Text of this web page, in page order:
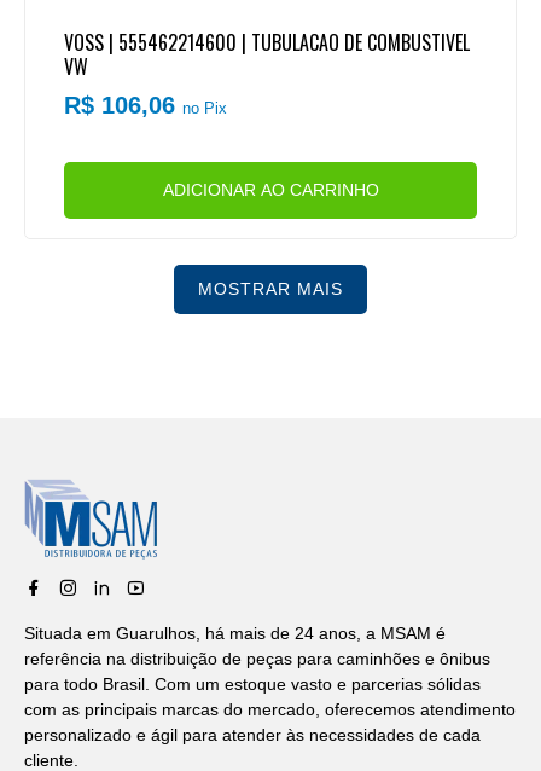
VOSS | 555462214600 | TUBULACAO DE COMBUSTIVEL
VW
R$ 106,06no Pix
ADICIONAR AO CARRINHO
MOSTRAR MAIS
Situada em Guarulhos, há mais de 24 anos, a MSAM é
referência na distribuição de peças para caminhões e ônibus
para todo Brasil. Com um estoque vasto e parcerias sólidas
com as principais marcas do mercado, oferecemos atendimento
personalizado e ágil para atender às necessidades de cada
cliente.